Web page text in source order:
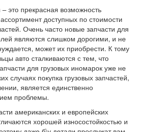
это прекрасная возможность
доступных по стоимости
Очень часто новые запчасти для
являются слишком дорогими, и не
может их приобрести. К тому
авто сталкиваются с тем, что
для грузовых иномарок уже не
случаях покупка грузовых запчастей,
является единственно
проблемы.
американских и европейских
хорошей износостойкостью и